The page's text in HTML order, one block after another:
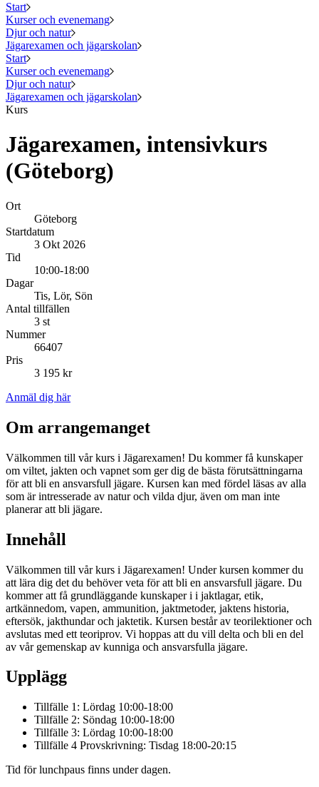
Start
Kurser och evenemang
Djur och natur
Jägarexamen och jägarskolan
Start
Kurser och evenemang
Djur och natur
Jägarexamen och jägarskolan
Kurs
Jägarexamen, intensivkurs
(Göteborg)
Ort
Göteborg
Startdatum
3 Okt 2026
Tid
10:00-18:00
Dagar
Tis, Lör, Sön
Antal tillfällen
3 st
Nummer
66407
Pris
3 195 kr
Anmäl dig här
Om arrangemanget
Välkommen till vår kurs i Jägarexamen! Du kommer få kunskaper
om viltet, jakten och vapnet som ger dig de bästa förutsättningarna
för att bli en ansvarsfull jägare. Kursen kan med fördel läsas av alla
som är intresserade av natur och vilda djur, även om man inte
planerar att bli jägare.
Innehåll
Välkommen till vår kurs i Jägarexamen! Under kursen kommer du
att lära dig det du behöver veta för att bli en ansvarsfull jägare. Du
kommer att få grundläggande kunskaper i i jaktlagar, etik,
artkännedom, vapen, ammunition, jaktmetoder, jaktens historia,
eftersök, jakthundar och jaktetik. Kursen består av teorilektioner och
avslutas med ett teoriprov. Vi hoppas att du vill delta och bli en del
av vår gemenskap av kunniga och ansvarsfulla jägare.
Upplägg
Tillfälle 1: Lördag 10:00-18:00
Tillfälle 2: Söndag 10:00-18:00
Tillfälle 3: Lördag 10:00-18:00
Tillfälle 4 Provskrivning: Tisdag 18:00-20:15
Tid för lunchpaus finns under dagen.